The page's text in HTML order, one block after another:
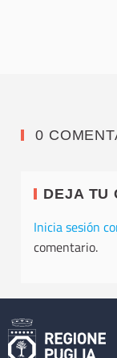
0
DEJA TU
Inicia sesión
comentario.